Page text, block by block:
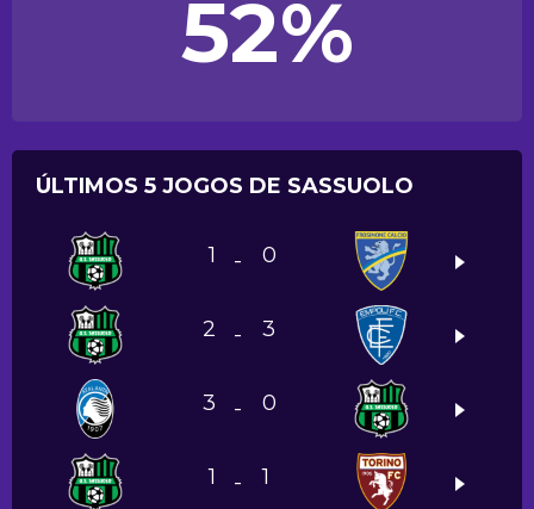
52%
ÚLTIMOS 5 JOGOS DE SASSUOLO
1 - 0
2 - 3
3 - 0
1 - 1